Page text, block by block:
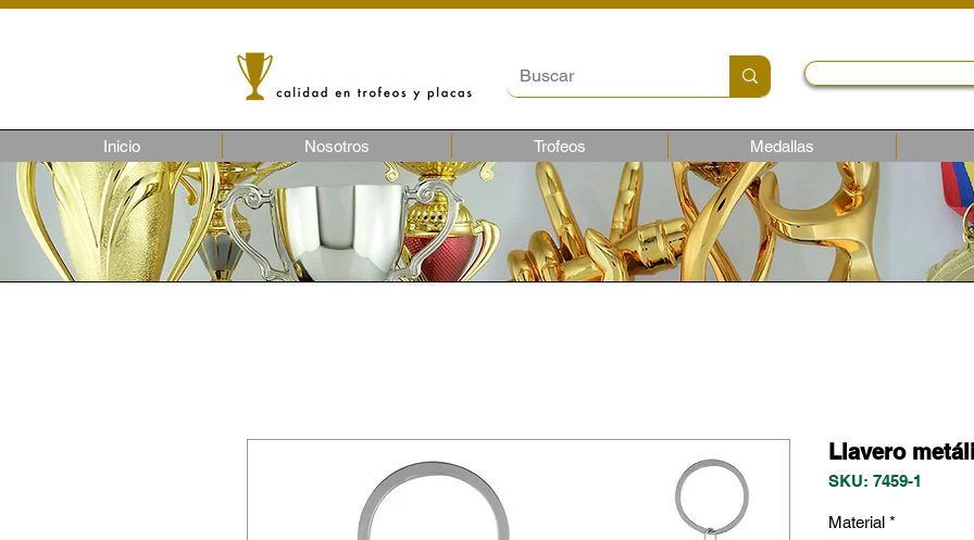
Inicio Nosotros Trofeos Medallas
Llavero
SKU: 7459-1
Material *